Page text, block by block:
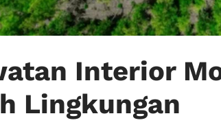
Interior
Lingkungan